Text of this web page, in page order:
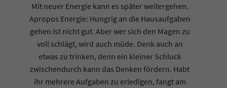
Mit neuer Energie kann es später weitergehen.
Apropos Energie: Hungrig an die Hausaufgaben
gehen ist nicht gut. Aber wer sich den Magen zu
voll schlägt, wird auch müde. Denk auch an
etwas zu trinken, denn ein kleiner Schluck
zwischendurch kann das Denken fördern. Habt
ihr mehrere Aufgaben zu erledigen, fangt am